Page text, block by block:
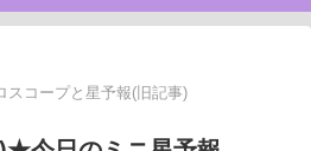
スコープと星予報(旧記事)